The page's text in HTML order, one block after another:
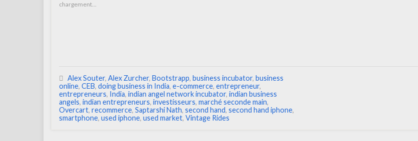
chargement…
Alex Souter, Alex Zurcher, Bootstrapp, business incubator, business
online, CEB, doing business in India, e-commerce, entrepreneur,
entrepreneurs, India, indian angel network incubator, indian business
angels, indian entrepreneurs, investisseurs, marché seconde main,
Overcart, recommerce, Saptarshi Nath, second hand, second hand iphone,
smartphone, used iphone, used market, Vintage Rides